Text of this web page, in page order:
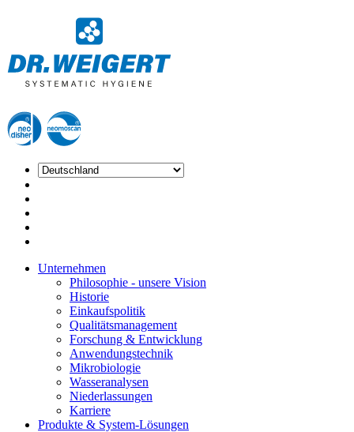
Unternehmen
Philosophie - unsere Vision
Historie
Einkaufspolitik
Qualitätsmanagement
Forschung & Entwicklung
Anwendungstechnik
Mikrobiologie
Wasseranalysen
Niederlassungen
Karriere
Produkte & System-Lösungen